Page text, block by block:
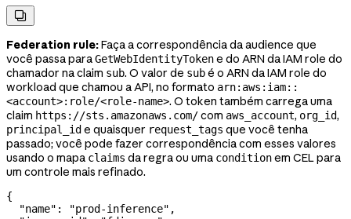

Federation rule:Faça a correspondência da audience que
você passa paraGetWebIdentityTokene do ARN da IAM role do
chamador na claim sub. O valor de subé o ARN da IAM role do
workload que chamou a API, no formato arn:aws:iam::
<account>:role/<role-name>. O token também carrega uma
claim https://sts.amazonaws.com/com aws_account, org_id,
principal_id e quaisquer request_tags que você tenha
passado; você pode fazer correspondência com esses valores
usando o mapa claims da regra ou uma conditionem CEL para
um controle mais refinado.
{
  "name"
: "prod-inference" ,